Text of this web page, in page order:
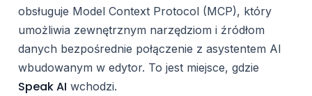
obsługuje Model Context Protocol (MCP), który
umożliwia zewnętrznym narzędziom i źródłom
danych bezpośrednie połączenie z asystentem AI
wbudowanym w edytor. To jest miejsce, gdzie
Speak AI wchodzi.